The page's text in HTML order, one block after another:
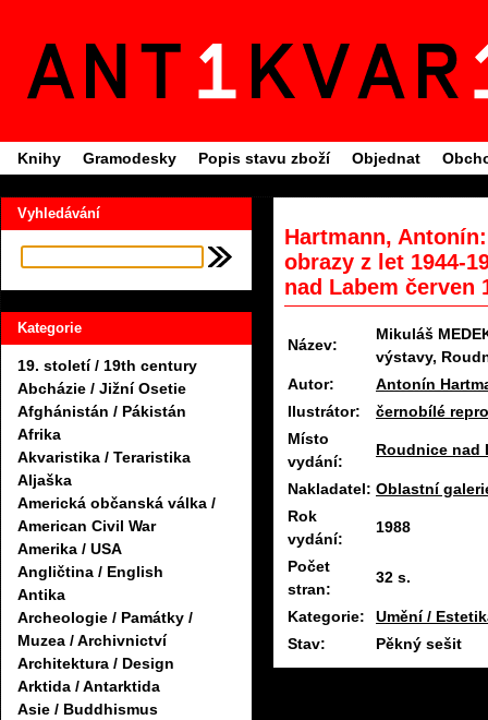
Knihy Gramodesky Popis stavu zboží Objednat
Vyhledávání
Kategorie
19. století / 19th century
Abcházie / Jižní Osetie
Afghánistán / Pákistán
Afrika
Akvaristika / Teraristika
Aljaška
Americká občanská válka /
American Civil War
Amerika / USA
Angličtina / English
Antika
Archeologie / Památky /
Muzea / Archivnictví
Architektura / Design
Arktida / Antarktida
Asie / Buddhismus
Hartmann,
obrazy z let 1944-
nad Labem červen
Název:
Mikuláš
výstavy,
Autor:
Antonín
Ilustrátor:
černobílé
Místo
vydání:
Roudnice nad
Nakladatel: Oblastní
Rok
vydání:
1988
Počet
stran:
32 s.
Kategorie:
Umění /
Stav:
Pěkný sešit